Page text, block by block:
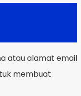
atau alamat email
membuat